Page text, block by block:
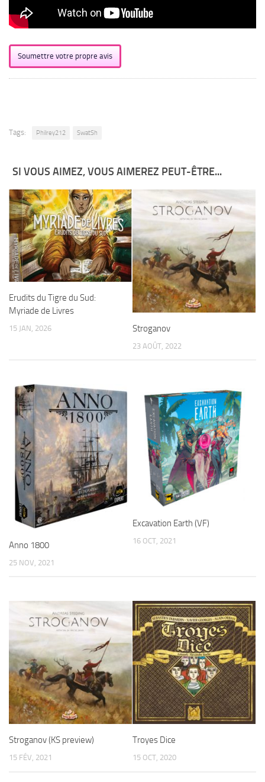
Soumettre votre propre avis
Tags: Philrey212 SwatSh
SI VOUS AIMEZ, VOUS AIMEREZ PEUT-ÊTRE...
Erudits du Tigre du Sud:
Myriade de Livres
15 JAN, 2026 Stroganov
23 AOÛT, 2022
Anno 1800
25 NOV, 2021
Excavation Earth (VF)
16 OCT, 2021
Stroganov (KS preview)
15 FÉV, 2021
Troyes Dice
15 OCT, 2020